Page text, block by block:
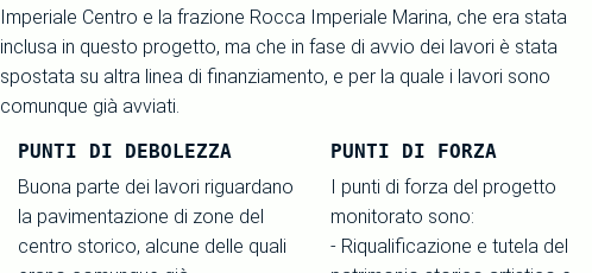
Imperiale Centro e la frazione Rocca Imperiale Marina, che era stata
inclusa in questo progetto, ma che in fase di avvio dei lavori è stata
spostata su altra linea di finanziamento, e per la quale i lavori sono
comunque già avviati.
PUNTI DI DEBOLEZZA
Buona parte dei lavori riguardano
la pavimentazione di zone del
centro storico, alcune delle quali
PUNTI DI FORZA
I punti di forza del progetto
monitorato sono:
- Riqualificazione e tutela del